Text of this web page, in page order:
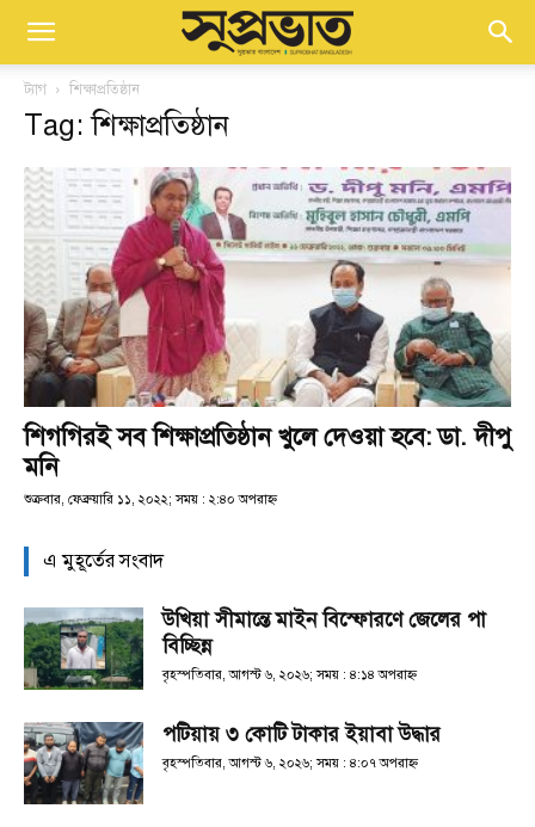
ট্যাগ শিক্ষাপ্রতিষ্ঠান
Tag: শিক্ষাপ্রতিষ্ঠান
শিগগিরই সব শিক্ষাপ্রতিষ্ঠান খুলে দেওয়া হবে: ডা. দীপু
মনি
শুক্রবার, ফেব্রুয়ারি ১১, ২০২২; সময় : ২:৪০ অপরাহ্ণ
এ মুহূর্তের সংবাদ
উখিয়া সীমান্তে মাইন বিস্ফোরণে জেলের পা
বিচ্ছিন্ন
বৃহস্পতিবার, আগস্ট ৬, ২০২৬; সময় : ৪:১৪ অপরাহ্ণ
পটিয়ায় ৩ কোটি টাকার ইয়াবা উদ্ধার
বৃহস্পতিবার, আগস্ট ৬, ২০২৬; সময় : ৪:০৭ অপরাহ্ণ